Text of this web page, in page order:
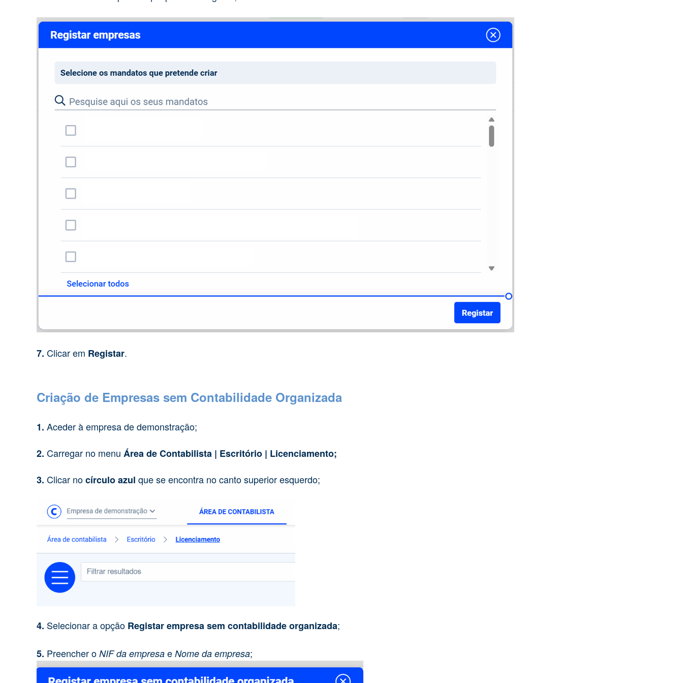
7. Clicar em Registar.
Criação de Empresas sem Contabilidade Organizada
1. Aceder à empresa de demonstração;
2. Carregar no menu Área de Contabilista | Escritório | Licenciamento;
3. Clicar nocírculo azul que se encontra no canto superior esquerdo;
4. Selecionar a opção Registar empresa sem contabilidade organizada;
5. Preencher o NIF da empresa e Nome da empresa;